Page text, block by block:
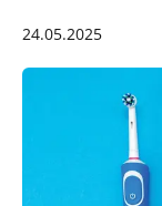
24.05.2025